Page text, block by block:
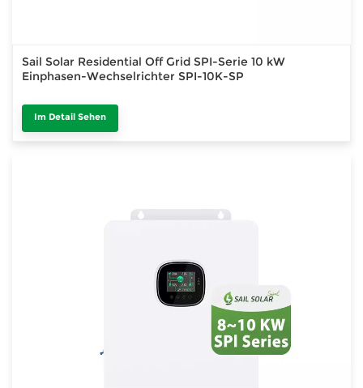
Sail Solar Residential Off Grid SPI-Serie 10 kW
Einphasen-Wechselrichter SPI-10K-SP
Im Detail Sehen